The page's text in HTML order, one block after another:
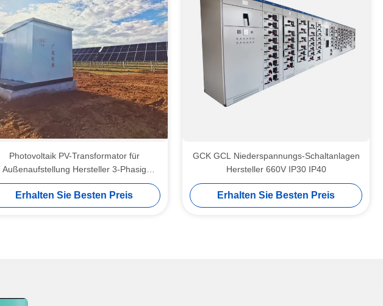
Photovoltaik PV-Transformator für
Außenaufstellung Hersteller 3-Phasig
ONAN-Kühlung
Erhalten Sie Besten Preis
GCK GCL Niederspannungs-Schaltanlagen
Hersteller 660V IP30 IP40
Erhalten Sie Besten Preis